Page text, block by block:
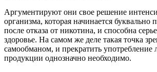
Аргументируют они свое решение
организма, которая начинается буквально
после отказа от никотина, и способна
здоровье. На самом же деле такая точка
самообманом, и прекратить употребление
продукции однозначно необходимо.